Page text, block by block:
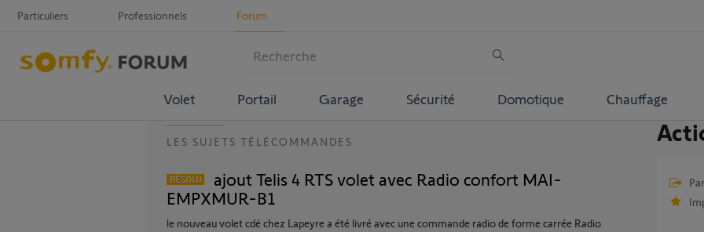
Particuliers Professionnels Forum
Volet Portail Garage Sécurité Domotique Chauffage
LES SUJETS TÉLÉCOMMANDES
ajout Telis 4 RTS volet avec Radio confort MAI-
EMPXMUR-B1
le nouveau volet cdé chez Lapeyre a été livré avec une commande radio de forme carrée Radio